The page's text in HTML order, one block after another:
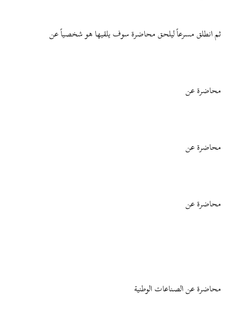
ثم انطلق مسرعاً ليلحق محاضرة سوف يلقيها هو شخصياً عن
محاضرة عن
محاضرة عن
محاضرة عن
محاضرة عن الصـناعات الوطنية